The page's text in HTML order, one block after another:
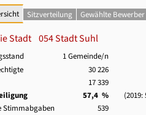
Sitzverteilung Gewählte Bewerber
Stadt 054 Stadt Suhl
1 Gemeinde/n
30 226
17 339
57,4 %
(2019:
Stimmabgaben
539